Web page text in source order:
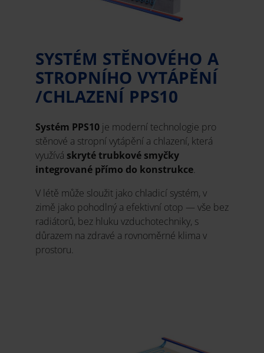
SYSTÉM STĚNOVÉHO A
STROPNÍHO VYTÁPĚNÍ
/CHLAZENÍ PPS10
Systém PPS10 je moderní technologie pro
stěnové a stropní vytápění a chlazení, která
využívá skryté trubkové smyčky
integrované přímo do konstrukce.
V létě může sloužit jako chladicí systém, v
zimě jako pohodlný a efektivní otop — vše bez
radiátorů, bez hluku vzduchotechniky, s
důrazem na zdravé a rovnoměrné klima v
prostoru.